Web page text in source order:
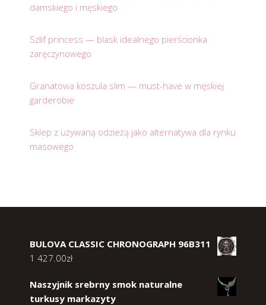
damskiego i męskiego
Szlif princess — blask idealnego pierścionka
zaręczynowego
Granatowa koszula slim — must-have w męskiej
garderobie
Sklep z używaną odzieżą jako alternatywa dla rynku
masowego
BULOVA CLASSIC CHRONOGRAPH 96B311
1 427.00zł
Naszyjnik srebrny smok naturalne
turkusy markazyty